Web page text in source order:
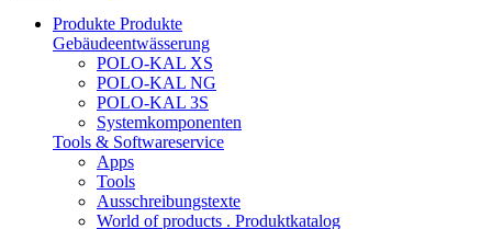
Produkte Produkte
Gebäudeentwässerung
POLO-KAL XS
POLO-KAL NG
POLO-KAL 3S
Systemkomponenten
Tools & Softwareservice
Apps
Tools
Ausschreibungstexte
World of products . Produktkatalog